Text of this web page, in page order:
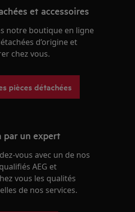
et accessoires
notre boutique en ligne
d’origine et
chez vous.
pièces détachées
par un expert
vous avec un de nos
AEG et
vous les qualités
de nos services.